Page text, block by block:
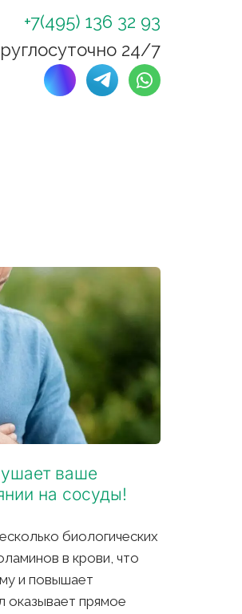
+7(495) 136 32 93
24/7
ваше
на сосуды!
биологических
в крови, что
и повышает
оказывает прямое